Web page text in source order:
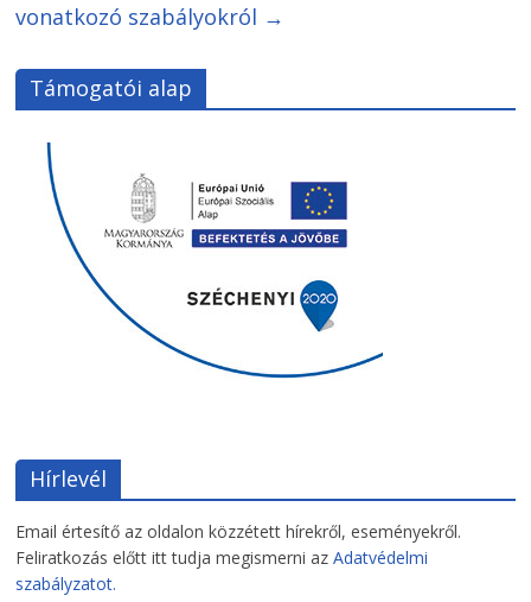
vonatkozó szabályokról →
Támogatói alap
Hírlevél
Email értesítő az oldalon közzétett hírekről, eseményekről.
Feliratkozás előtt itt tudja megismerni azAdatvédelmi
szabályzatot.